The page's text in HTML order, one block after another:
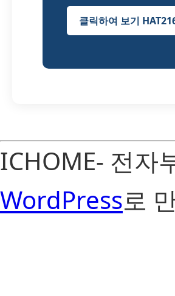
클릭하여 보기
ICHOME- 전자
WordPress로